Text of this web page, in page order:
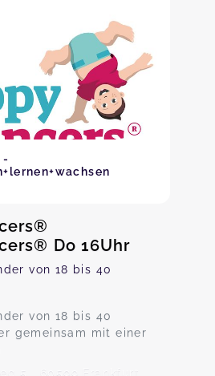
-
Do 16Uhr
von 18 bis 40
von 18 bis 40
gemeinsam mit einer
5 , 60599 Frankfurt